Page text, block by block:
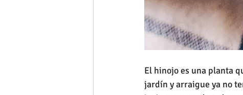
El hinojo es una planta
jardín y arraigue ya no